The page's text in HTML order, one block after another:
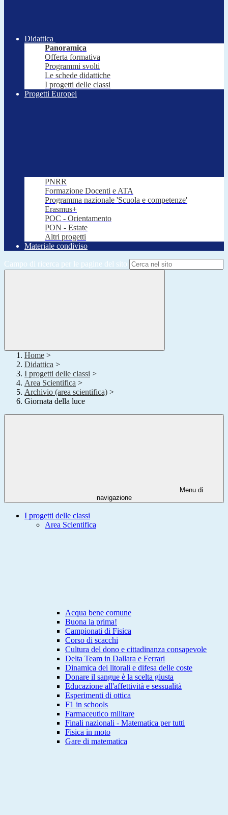
Didattica
Panoramica
Offerta formativa
Programmi svolti
Le schede didattiche
I progetti delle classi
Progetti Europei
PNRR
Formazione Docenti e ATA
Programma nazionale 'Scuola e competenze'
Erasmus+
POC - Orientamento
PON - Estate
Altri progetti
Materiale condiviso
Campo di ricerca per le pagine del sito
Home >
Didattica >
I progetti delle classi >
Area Scientifica >
Archivio (area scientifica) >
Giornata della luce
Menu di
navigazione
I progetti delle classi
Area Scientifica
Acqua bene comune
Buona la prima!
Campionati di Fisica
Corso di scacchi
Cultura del dono e cittadinanza consapevole
Delta Team in Dallara e Ferrari
Dinamica dei litorali e difesa delle coste
Donare il sangue è la scelta giusta
Educazione all'affettività e sessualità
Esperimenti di ottica
F1 in schools
Farmaceutico militare
Finali nazionali - Matematica per tutti
Fisica in moto
Gare di matematica